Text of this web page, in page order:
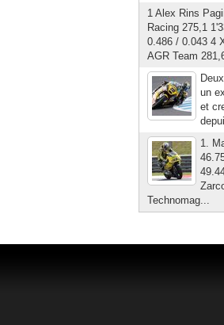
1 Alex Rins
Racing 275,1
0.486 / 0.043 4
AGR Team
un
et
1.
Technomag...